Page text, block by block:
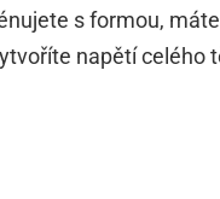
s formou,
napětí celého